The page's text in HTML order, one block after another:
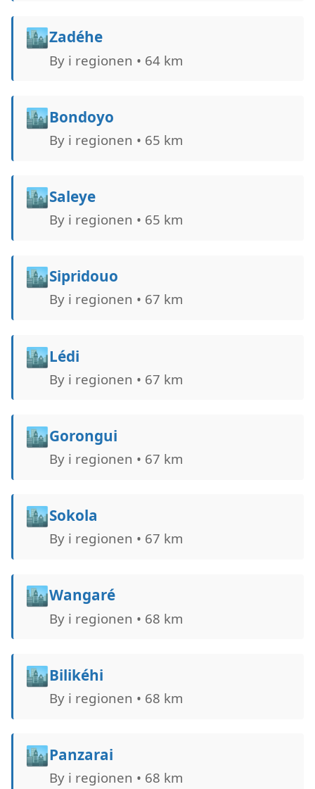
🏙️Zadéhe
By i regionen • 64 km
🏙️Bondoyo
By i regionen • 65 km
🏙️Saleye
By i regionen • 65 km
🏙️Sipridouo
By i regionen • 67 km
🏙️Lédi
By i regionen • 67 km
🏙️Gorongui
By i regionen • 67 km
🏙️Sokola
By i regionen • 67 km
🏙️Wangaré
By i regionen • 68 km
🏙️Bilikéhi
By i regionen • 68 km
🏙️Panzarai
By i regionen • 68 km